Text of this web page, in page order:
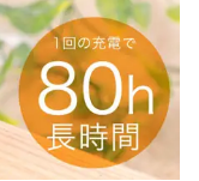
ス内に残った
る→エタノール
らい乾燥」と
まいます。
、他の水なし